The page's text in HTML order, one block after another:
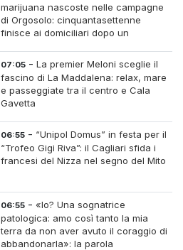
marijuana nascoste nelle campagne
di Orgosolo: cinquantasettenne
finisce ai domiciliari dopo un
07:05 -La premier Meloni sceglie il
fascino di La Maddalena: relax, mare
e passeggiate tra il centro e Cala
Gavetta
06:55 - “Unipol Domus” in festa per il
“Trofeo Gigi Riva”: il Cagliari sfida i
francesi del Nizza nel segno del Mito
06:55 - «Io? Una sognatrice
patologica: amo così tanto la mia
terra da non aver avuto il coraggio di
abbandonarla»: la parola